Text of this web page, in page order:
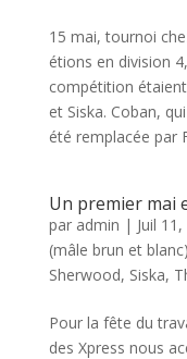
15 mai, tournoi
étions en division
compétition
et Siska. Coban,
été remplacée par
Un premier mai
par admin | Juil
(mâle brun et blanc)
Sherwood, Siska,
Pour la fête du
des Xpress nous